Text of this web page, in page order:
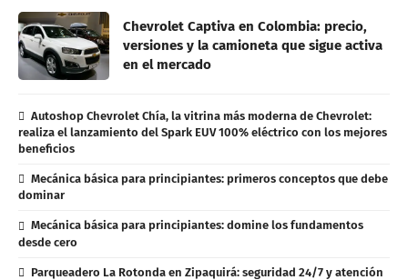
Chevrolet Captiva en Colombia: precio,
versiones y la camioneta que sigue activa
en el mercado
Autoshop Chevrolet Chía, la vitrina más moderna de Chevrolet:
realiza el lanzamiento del Spark EUV 100% eléctrico con los mejores
beneficios
Mecánica básica para principiantes: primeros conceptos que debe
dominar
Mecánica básica para principiantes: domine los fundamentos
desde cero
Parqueadero La Rotonda en Zipaquirá: seguridad 24/7 y atención